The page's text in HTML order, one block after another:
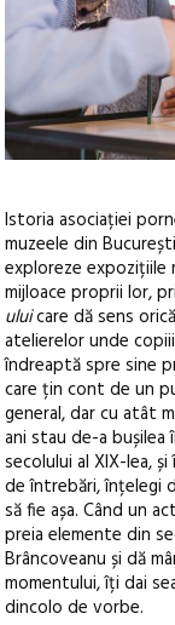
Istoria asociației
muzeele din
exploreze expozițiile
mijloace proprii lor,
uluicare dă sens
atelierelor unde
îndreaptă spre sine
care țin cont de un
general, dar cu atât
ani stau de-a
secolului al XIX-lea,
de întrebări, înțelegi
să fie așa. Când un
preia elemente din
Brâncoveanu și dă
momentului, îți dai
dincolo de vorbe.